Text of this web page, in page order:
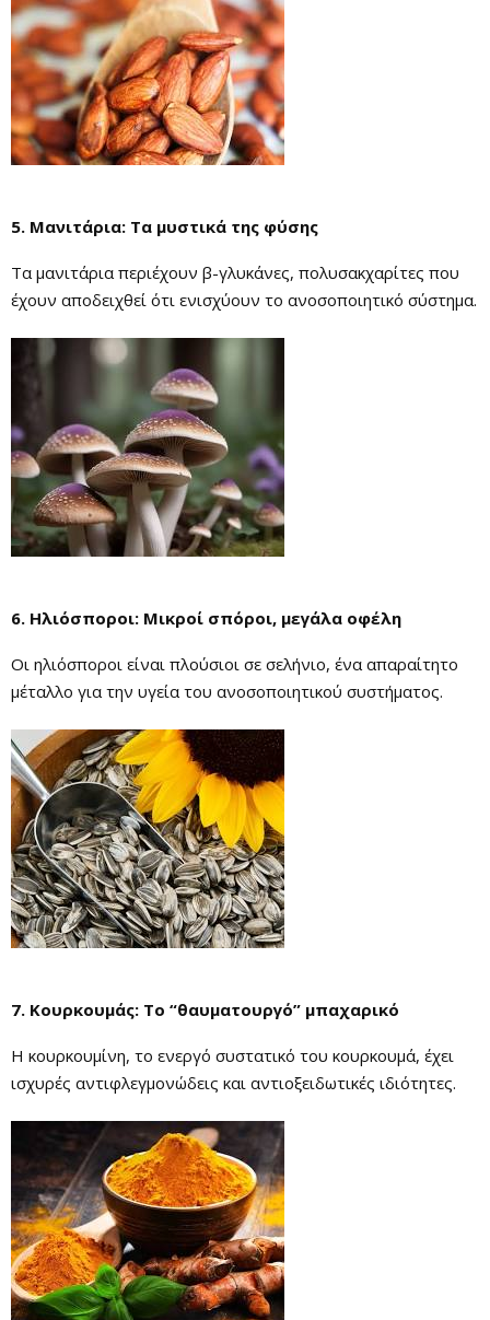
5. Μανιτάρια: Τα μυστικά της φύσης
Τα μανιτάρια περιέχουν β-γλυκάνες, πολυσακχαρίτες που
έχουν αποδειχθεί ότι ενισχύουν το ανοσοποιητικό σύστημα.
6. Ηλιόσποροι: Μικροί σπόροι, μεγάλα οφέλη
Οι ηλιόσποροι είναι πλούσιοι σε σελήνιο, ένα απαραίτητο
μέταλλο για την υγεία του ανοσοποιητικού συστήματος.
7. Κουρκουμάς: Το “θαυματουργό” μπαχαρικό
Η κουρκουμίνη, το ενεργό συστατικό του κουρκουμά, έχει
ισχυρές αντιφλεγμονώδεις και αντιοξειδωτικές ιδιότητες.